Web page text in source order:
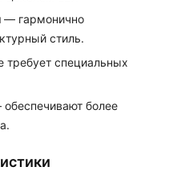
— гармонично
стиль.
требует специальных
более